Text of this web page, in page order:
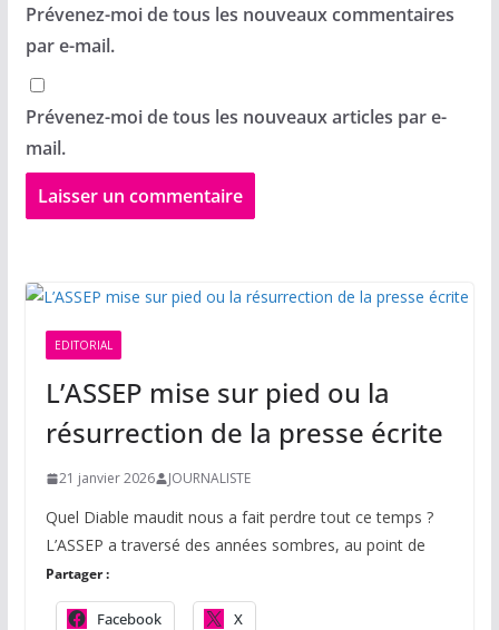
Prévenez-moi de tous les nouveaux commentaires
par e-mail.
Prévenez-moi de tous les nouveaux articles par e-
mail.
EDITORIAL
L’ASSEP mise sur pied ou la
résurrection de la presse écrite
21 janvier 2026 JOURNALISTE
Quel Diable maudit nous a fait perdre tout ce temps ?
L’ASSEP a traversé des années sombres, au point de
Partager :
Facebook X